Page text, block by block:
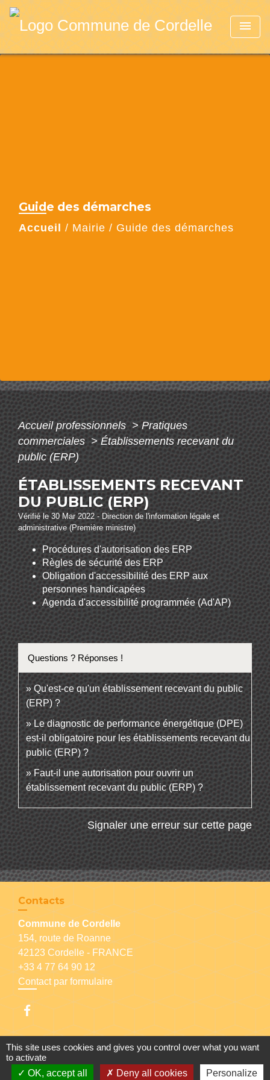
menu
Guide des démarches
Accueil / Mairie / Guide des démarches
Accueil professionnels> Pratiques
commerciales > Établissements recevant du
public (ERP)
ÉTABLISSEMENTS RECEVANT
DU PUBLIC (ERP)
Vérifié le 30 Mar 2022 - Direction de l'information légale et
administrative (Première ministre)
Procédures d'autorisation des ERP
Règles de sécurité des ERP
Obligation d'accessibilité des ERP aux
personnes handicapées
Agenda d'accessibilité programmée (Ad'AP)
Questions ? Réponses !
Qu'est-ce qu'un établissement recevant du public
(ERP) ?
Le diagnostic de performance énergétique (DPE)
est-il obligatoire pour les établissements recevant du
public (ERP) ?
Faut-il une autorisation pour ouvrir un
établissement recevant du public (ERP) ?
Signaler une erreur sur cette page
Contacts
Commune de Cordelle
154, route de Roanne
42123 Cordelle - FRANCE
+33 4 77 64 90 12
Contact par formulaire
Liens
This site uses cookies and gives you control over what you want
to activate
OK, accept all
Deny all cookies Personalize